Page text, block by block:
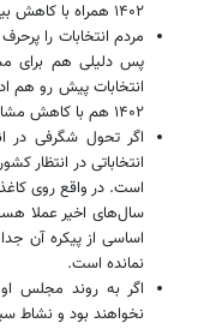
۱۴۰۲ همراه با کاهش بیشتر مشارکت‌ها خواهد بود.
مردم انتخابات را
پس دلیلی هم برای
انتخابات پیش رو هم
۱۴۰۲ هم با کاهش مشارکت جدی مردم در امر انتخابات روبه‌رو خواهیم بود.
اگر تحول شگرفی در
انتخاباتی در انتظار
است. در واقع روی
سال‌های اخیر عملا
اساسی از پیکره آن
نمانده است.
اگر به روند مجلس
نخواهند بود و نشاط